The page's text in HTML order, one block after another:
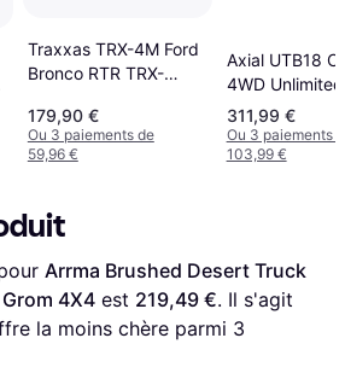
Traxxas TRX-4M Ford
Bronco RTR TRX-
179,90 €
Ou 3 paiements de
59,96 €
Axial UTB18
4WD
Buggy RTR
AXI01002T1
311,99 €
Ou 3 paiements
103,99 €
Arrma Brushed Desert Truck
4X4 est 219,49 €. Il s'agit
la moins chère parmi 3